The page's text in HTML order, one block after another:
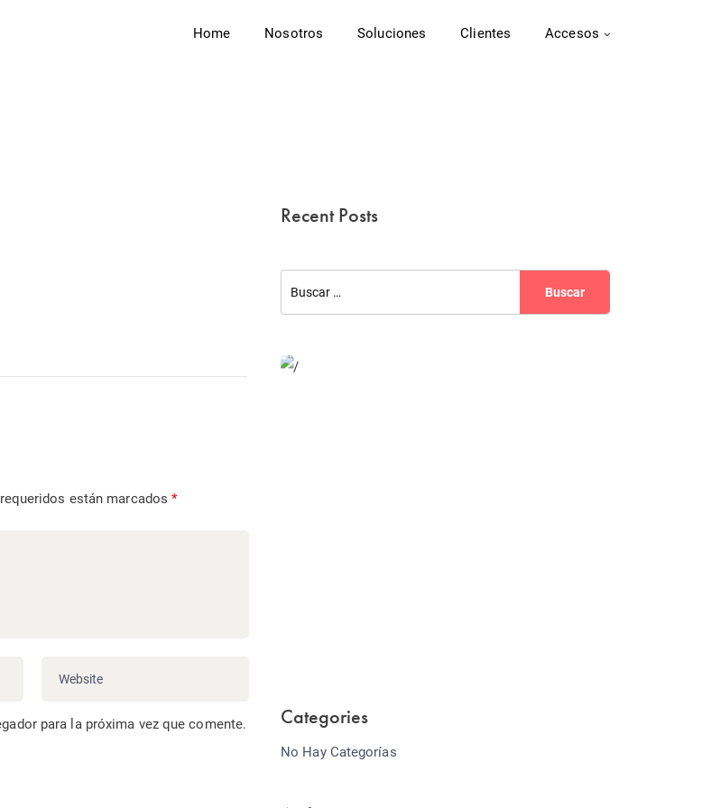
Home Nosotros Soluciones Clientes Accesos
están marcados*
para la próxima vez que comente.
Recent Posts
Categories
No Hay Categorías